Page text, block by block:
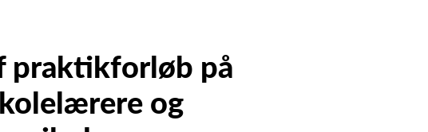
praktikforløb på
og